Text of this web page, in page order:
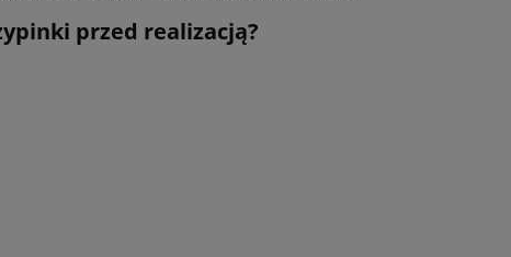
przed realizacją?